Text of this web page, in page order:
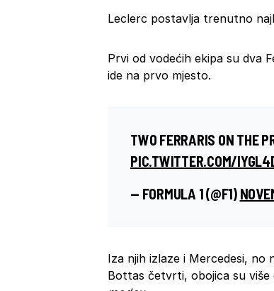
Leclerc postavlja trenutno
Prvi od vodećih ekipa su dva
ide na prvo mjesto.
TWO FERRARIS ON THE
PIC.TWITTER.COM/
— FORMULA 1 (@F1)
Iza njih izlaze i Mercedesi, no
Bottas četvrti, obojica su više